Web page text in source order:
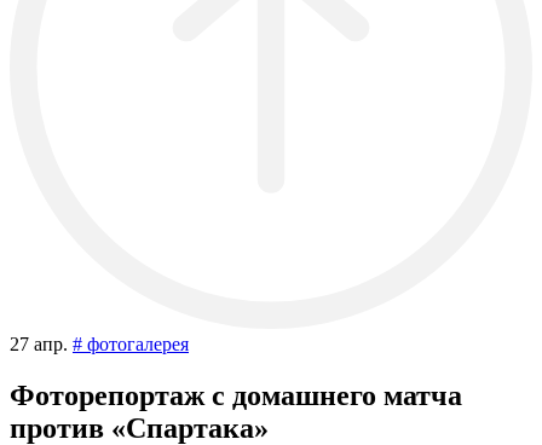
27 апр. # фотогалерея
Фоторепортаж с домашнего матча
против «Спартака»